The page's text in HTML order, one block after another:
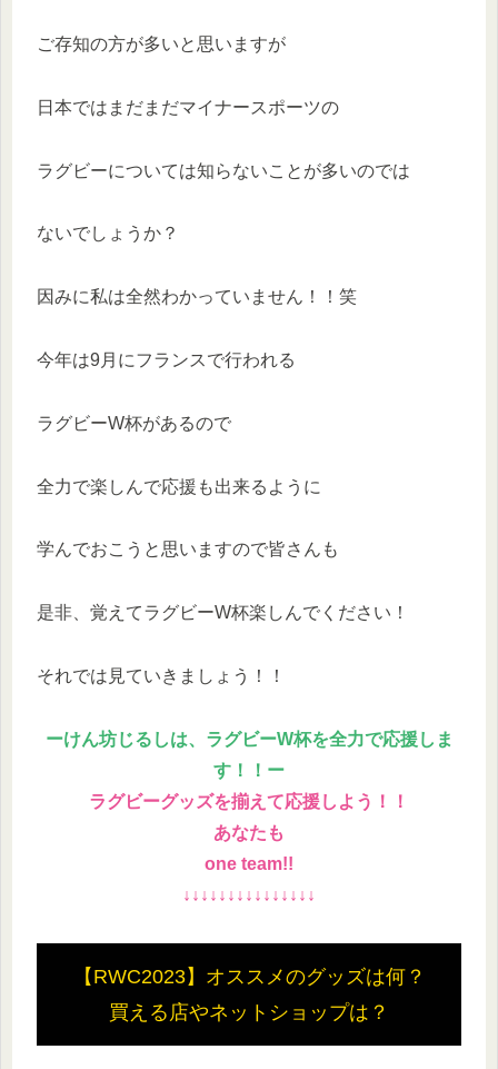
ご存知の方が多いと思いますが
日本ではまだまだマイナースポーツの
ラグビーについては知らないことが多いのでは
ないでしょうか？
因みに私は全然わかっていません！！笑
今年は9月にフランスで行われる
ラグビーW杯があるので
全力で楽しんで応援も出来るように
学んでおこうと思いますので皆さんも
是非、覚えてラグビーW杯楽しんでください！
それでは見ていきましょう！！
ーけん坊じるしは、ラグビーW杯を全力で応援しま
す！！ー
ラグビーグッズを揃えて応援しよう！！
あなたも
one team!!
↓↓↓↓↓↓↓↓↓↓↓↓↓↓↓
【RWC2023】オススメのグッズは何？
買える店やネットショップは？